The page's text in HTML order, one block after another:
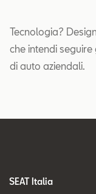
Tecnologia?
che intendi
di auto aziendali.
SEAT Italia